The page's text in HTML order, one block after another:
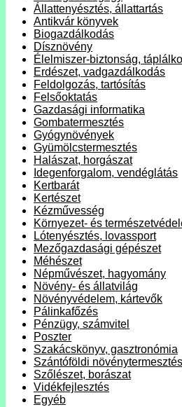
Állattenyésztés, állattartás
Antikvár könyvek
Biogazdálkodás
Dísznövény
Élelmiszer-biztonság,
Erdészet, vadgazdálkodás
Feldolgozás, tartósítás
Felsőoktatás
Gazdasági informatika
Gombatermesztés
Gyógynövények
Gyümölcstermesztés
Halászat, horgászat
Idegenforgalom, vendéglátás
Kertbarát
Kertészet
Kézművesség
Környezet- és
Lótenyésztés, lovassport
Mezőgazdasági gépészet
Méhészet
Népművészet, hagyomány
Növény- és állatvilág
Növényvédelem, kártevők
Pálinkafőzés
Pénzügy, számvitel
Poszter
Szakácskönyv, gasztronómia
Szántóföldi növénytermesztés
Szőlészet, borászat
Vidékfejlesztés
Egyéb